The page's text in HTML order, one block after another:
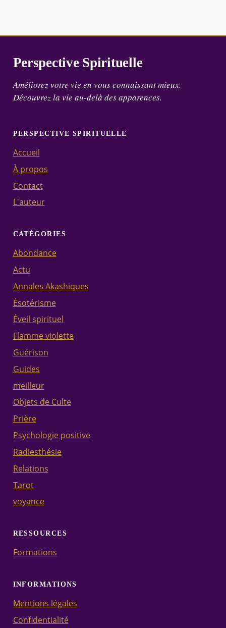
Perspective Spirituelle
Améliorez votre vie en vous connaissant mieux.
Découvrez la vie au-delà des apparences.
PERSPECTIVE SPIRITUELLE
Accueil
À propos
Contact
L'auteur
CATÉGORIES
Abondance
Actu
Annales Akashiques
Ésotérisme
Éveil spirituel
Flamme violette
Guérison
Guides
meilleur
Objets de Culte
Prière
Psychologie positive
Radiesthésie
Relations
Tarot
voyance
RESSOURCES
Formations
INFORMATIONS
Mentions légales
Confidentialité